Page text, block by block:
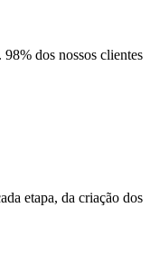
dos nossos clientes
etapa, da criação dos